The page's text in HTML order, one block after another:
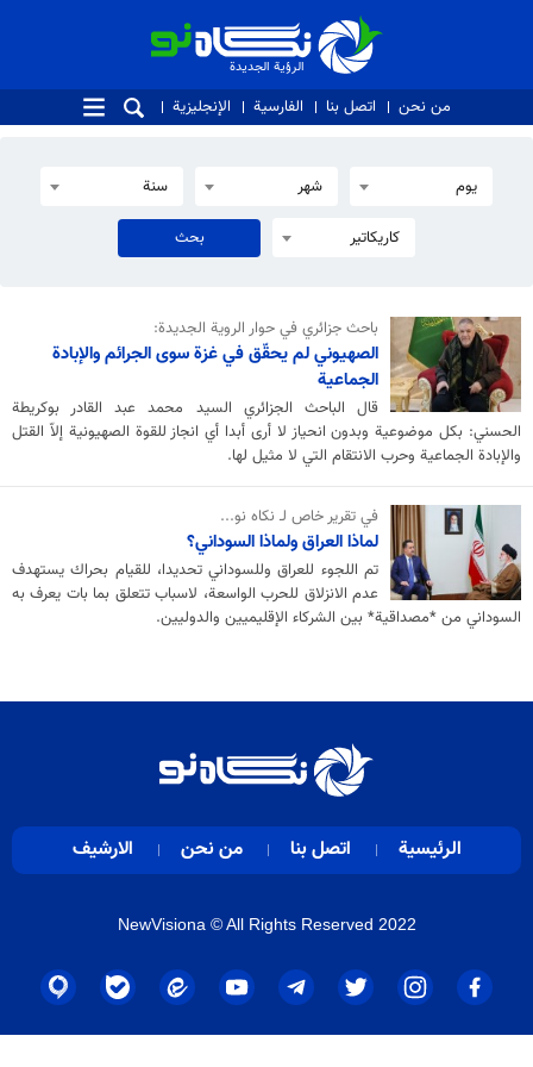
الرؤية الجديدة
الرؤية الجديدة
من نحن اتصل بنا الفارسية الإنجليزية
يوم شهر سنة
كاريكاتير
باحث جزائري في حوار الروية الجديدة:
الصهيوني لم يحقّق في غزة سوى الجرائم والإبادة
الجماعية
قال الباحث الجزائري السيد محمد عبد القادر بوكريطة
الحسني: بكل موضوعية وبدون انحياز لا أرى أبدا أي انجاز للقوة الصهيونية إلاّ القتل
والإبادة الجماعية وحرب الانتقام التي لا مثيل لها.
في تقرير خاص لـ نكاه نو...
لماذا العراق ولماذا السوداني؟
تم اللجوء للعراق وللسوداني تحديدا، للقيام بحراك يستهدف
عدم الانزلاق للحرب الواسعة، لاسباب تتعلق بما بات يعرف به
السوداني من *مصداقية* بين الشركاء الإقليميين والدوليين.
الرئيسية اتصل بنا من نحن الارشيف
NewVisiona © All Rights Reserved 2022